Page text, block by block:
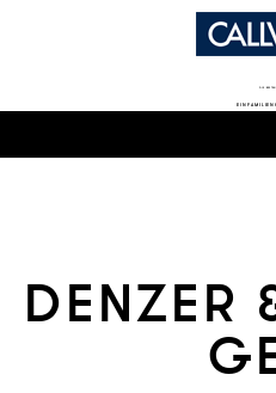
DIE BESTEN
DENZER